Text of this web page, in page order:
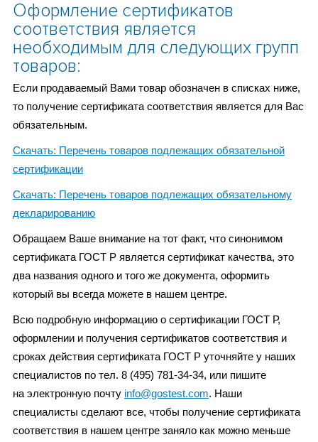
Оформление сертификатов
соответствия является
необходимым для следующих групп
товаров:
Если продаваемый Вами товар обозначен в списках ниже,
то получение сертификата соответствия является для Вас
обязательным.
Скачать: Перечень товаров подлежащих обязательной
сертификации
Скачать: Перечень товаров подлежащих обязательному
декларированию
Обращаем Ваше внимание на тот факт, что синонимом
сертификата ГОСТ Р является сертификат качества, это
два названия одного и того же документа, оформить
который вы всегда можете в нашем центре.
Всю подробную информацию о сертификации ГОСТ Р,
оформлении и получения сертификатов соответствия и
сроках действия сертификата ГОСТ Р уточняйте у наших
специалистов по тел. 8 (495) 781-34-34, или пишите
на электронную почту info@gostest.com. Наши
специалисты сделают все, чтобы получение сертификата
соответствия в нашем центре заняло как можно меньше